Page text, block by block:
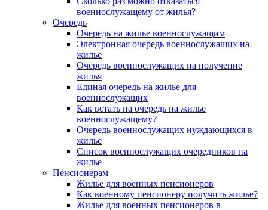
военнослужащему от жилья?
Очередь
Очередь на жилье военнослужащим
Электронная очередь военнослужащих на
жилье
Очередь военнослужащих на получение
жилья
Единая очередь на жилье для
военнослужащих
Как встать на очередь на жилье
военнослужащему?
Очередь военнослужащих нуждающихся в
жилье
Список военнослужащих очередников на
жилье
Пенсионерам
Жилье для военных пенсионеров
Как военному пенсионеру получить жилье?
Жилье для военных пенсионеров в